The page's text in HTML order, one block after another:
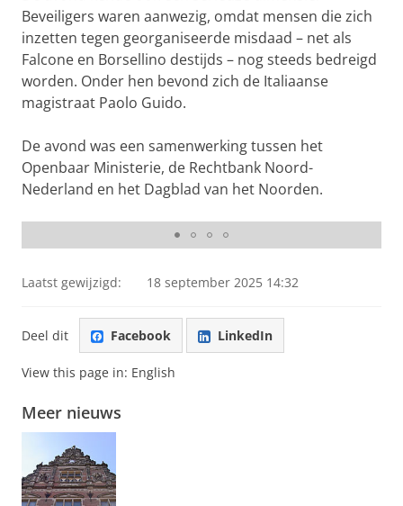
Beveiligers waren aanwezig, omdat mensen die zich
inzetten tegen georganiseerde misdaad – net als
Falcone en Borsellino destijds – nog steeds bedreigd
worden. Onder hen bevond zich de Italiaanse
magistraat Paolo Guido.
De avond was een samenwerking tussen het
Openbaar Ministerie, de Rechtbank Noord-
Nederland en het Dagblad van het Noorden.
Laatst gewijzigd: 18 september 2025 14:32
Deel dit Facebook LinkedIn
View this page in: English
Meer nieuws